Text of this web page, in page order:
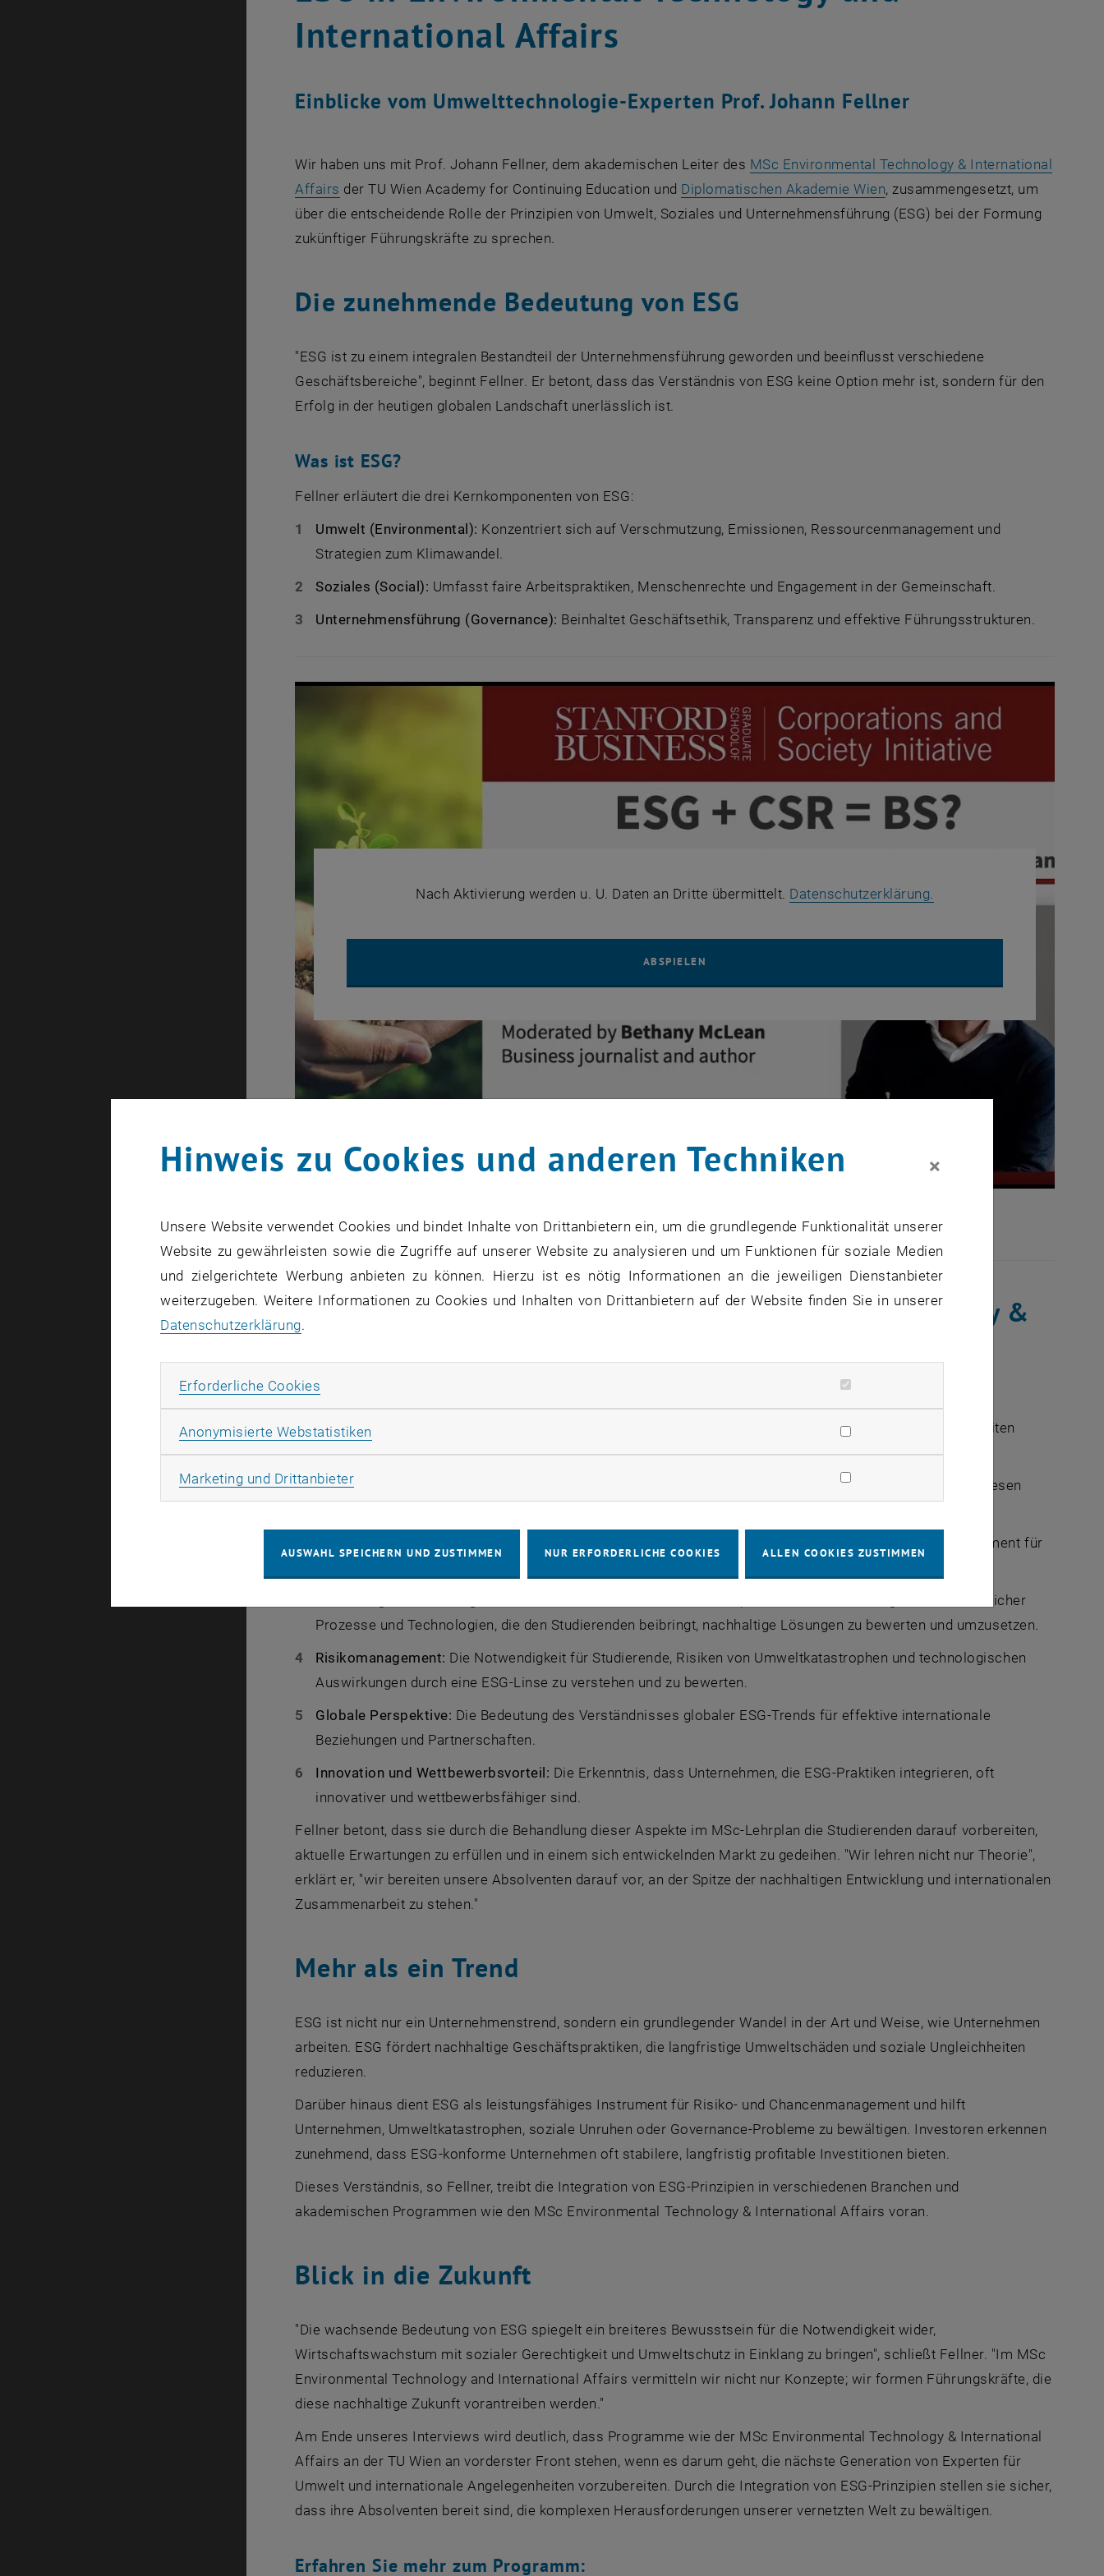
International Affairs
Einblicke vom Umwelttechnologie-Experten Prof. Johann Fellner
Wir haben uns mit Prof. Johann Fellner, dem akademischen Leiter des MSc Environmental Technology & International
Affairs der TU Wien Academy for Continuing Education und Diplomatischen Akademie Wien, öffnet eine externe URL in
, zusammengesetzt, um
über die entscheidende Rolle der Prinzipien von Umwelt, Soziales und Unternehmensführung (ESG) bei der Formung
zukünftiger Führungskräfte zu sprechen.
Die zunehmende Bedeutung von ESG
"ESG ist zu einem integralen Bestandteil der Unternehmensführung geworden und beeinflusst verschiedene
Geschäftsbereiche", beginnt Fellner. Er betont, dass das Verständnis von ESG keine Option mehr ist, sondern für den
Erfolg in der heutigen globalen Landschaft unerlässlich ist.
Was ist ESG?
Fellner erläutert die drei Kernkomponenten von ESG:
Umwelt (Environmental): Konzentriert sich auf Verschmutzung, Emissionen, Ressourcenmanagement und
Strategien zum Klimawandel.
Soziales (Social): Umfasst faire Arbeitspraktiken, Menschenrechte und Engagement in der Gemeinschaft.
Unternehmensführung (Governance): Beinhaltet Geschäftsethik, Transparenz und effektive Führungsstrukturen.
Nach Aktivierung werden u. U. Daten an Dritte übermittelt. Datenschutzerklärung.
ABSPIELEN
ESG Debatte an der Stanford Graduate School of Business
ESG Debatte an der Stanford Graduate School of Business
Die Bedeutung von ESG im MSc Environmental Technology &
Studierenden auf die sich entwickelnde Landschaft der Umwelttechnologie und internationalen Angelegenheiten
vorzubereiten. Die folgenden Punkte sind entscheidend:
Regulatorische Konformität:
Zunehmende ESG-Vorschriften weltweit erfordern, dass Absolventen mit diesen
Die wachsende Erwartung von Investoren und Kunden an Transparenz und Engagement für
Die entscheidende Rolle von ESG-Prinzipien bei der Entwicklung umweltfreundlicher
Prozesse und Technologien, die den Studierenden beibringt, nachhaltige Lösungen zu bewerten und umzusetzen.
Risikomanagement: Die Notwendigkeit für Studierende, Risiken von Umweltkatastrophen und technologischen
Auswirkungen durch eine ESG-Linse zu verstehen und zu bewerten.
Globale Perspektive: Die Bedeutung des Verständnisses globaler ESG-Trends für effektive internationale
Beziehungen und Partnerschaften.
Innovation und Wettbewerbsvorteil: Die Erkenntnis, dass Unternehmen, die ESG-Praktiken integrieren, oft
innovativer und wettbewerbsfähiger sind.
Fellner betont, dass sie durch die Behandlung dieser Aspekte im MSc-Lehrplan die Studierenden darauf vorbereiten,
aktuelle Erwartungen zu erfüllen und in einem sich entwickelnden Markt zu gedeihen. "Wir lehren nicht nur Theorie",
erklärt er, "wir bereiten unsere Absolventen darauf vor, an der Spitze der nachhaltigen Entwicklung und internationalen
Zusammenarbeit zu stehen."
Mehr als ein Trend
ESG ist nicht nur ein Unternehmenstrend, sondern ein grundlegender Wandel in der Art und Weise, wie Unternehmen
arbeiten. ESG fördert nachhaltige Geschäftspraktiken, die langfristige Umweltschäden und soziale Ungleichheiten
reduzieren.
Darüber hinaus dient ESG als leistungsfähiges Instrument für Risiko- und Chancenmanagement und hilft
Unternehmen, Umweltkatastrophen, soziale Unruhen oder Governance-Probleme zu bewältigen. Investoren erkennen
zunehmend, dass ESG-konforme Unternehmen oft stabilere, langfristig profitable Investitionen bieten.
Dieses Verständnis, so Fellner, treibt die Integration von ESG-Prinzipien in verschiedenen Branchen und
akademischen Programmen wie den MSc Environmental Technology & International Affairs voran.
Blick in die Zukunft
"Die wachsende Bedeutung von ESG spiegelt ein breiteres Bewusstsein für die Notwendigkeit wider,
Wirtschaftswachstum mit sozialer Gerechtigkeit und Umweltschutz in Einklang zu bringen", schließt Fellner. "Im MSc
Environmental Technology and International Affairs vermitteln wir nicht nur Konzepte; wir formen Führungskräfte, die
diese nachhaltige Zukunft vorantreiben werden."
Am Ende unseres Interviews wird deutlich, dass Programme wie der MSc Environmental Technology & International
Affairs an der TU Wien an vorderster Front stehen, wenn es darum geht, die nächste Generation von Experten für
Umwelt und internationale Angelegenheiten vorzubereiten. Durch die Integration von ESG-Prinzipien stellen sie sicher,
dass ihre Absolventen bereit sind, die komplexen Herausforderungen unserer vernetzten Welt zu bewältigen.
Erfahren Sie mehr zum Programm:
Hinweis zu Cookies und anderen Techniken ×
Unsere Website verwendet Cookies und bindet Inhalte von Drittanbietern ein, um die grundlegende Funktionalität unserer
Website zu gewährleisten sowie die Zugriffe auf unserer Website zu analysieren und um Funktionen für soziale Medien
und zielgerichtete Werbung anbieten zu können. Hierzu ist es nötig Informationen an die jeweiligen Dienstanbieter
weiterzugeben. Weitere Informationen zu Cookies und Inhalten von Drittanbietern auf der Website finden Sie in unserer
Datenschutzerklärung.
Erforderliche Cookies
Anonymisierte Webstatistiken
Marketing und DrittanbieterMarketing Cookies zulassen
AUSWAHL SPEICHERN UND ZUSTIMMEN NUR ERFORDERLICHE COOKIES ALLEN COOKIES ZUSTIMMEN